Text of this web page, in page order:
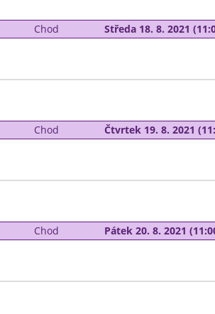
Chod Středa 18. 8. 2021
Chod Čtvrtek 19. 8. 2021
Chod Pátek 20. 8. 2021